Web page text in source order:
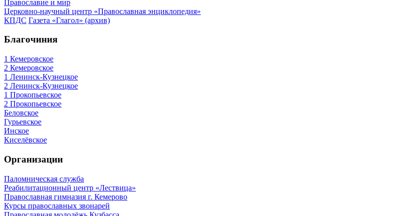
Православие и мир
Церковно-научный центр «Православная энциклопедия»
КПДС Газета «Глагол» (архив)
Благочиния
1 Кемеровское
2 Кемеровское
1 Ленинск-Кузнецкое
2 Ленинск-Кузнецкое
1 Прокопьевское
2 Прокопьевское
Беловское
Гурьевское
Инское
Киселёвское
Организации
Паломническая служба
Реабилитационный центр «Лествица»
Православная гимназия г. Кемерово
Курсы православных звонарей